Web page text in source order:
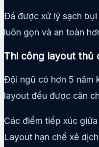
Đá được xử lý sạch
luôn gọn và an toàn
Thi công layout thủ
Đội ngũ có hơn 5 năm
layout đều được căn
Các điểm tiếp xúc
Layout hạn chế xê